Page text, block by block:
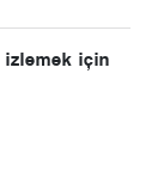
için